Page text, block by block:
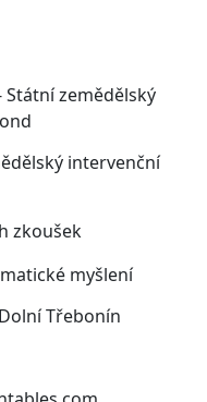
Třebonín